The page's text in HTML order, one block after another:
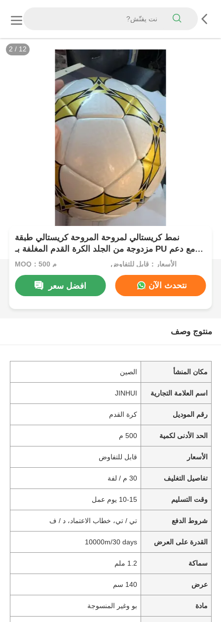
3 / 12
نمط كريستالي لمروحة المروحة كريستالي طبقة
مزدوجة من الجلد الكرة القدم المغلفة بـ PU مع دعم
غير منسوج مقاوم للماء ونمط قابل للتخصيص
MOQ：500 م الأسعار：قابل للتفاوض
افضل سعر نتحدث الآن
منتوج وصف
مكان المنشأ الصين
اسم العلامة التجارية JINHUI
رقم الموديل كرة القدم
الحد الأدنى لكمية 500 م
الأسعار قابل للتفاوض
تفاصيل التغليف 30 م / لفة
وقت التسليم 10-15 يوم عمل
شروط الدفع تي / تي، خطاب الاعتماد، د / ف
القدرة على العرض 10000m/30 days
سماكة 1.2 ملم
عرض 140 سم
مادة بو وغير المنسوجة